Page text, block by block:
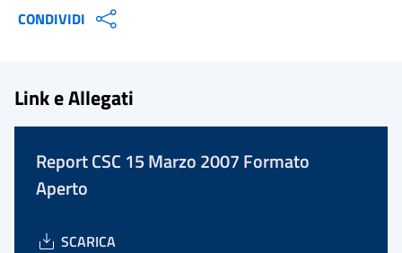
CONDIVIDI
Link e Allegati
Report CSC 15 Marzo 2007 Formato
Aperto
SCARICA